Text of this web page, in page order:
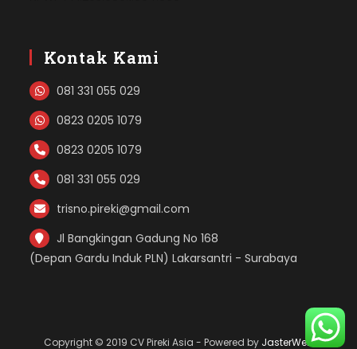
Kontak Kami
081 331 055 029
0823 0205 1079
0823 0205 1079
081 331 055 029
trisno.pireki@gmail.com
Jl Bangkingan Gadung No 168
(Depan Gardu Induk PLN) Lakarsantri - Surabaya
Copyright © 2019 CV Pireki Asia - Powered by JasterWeb